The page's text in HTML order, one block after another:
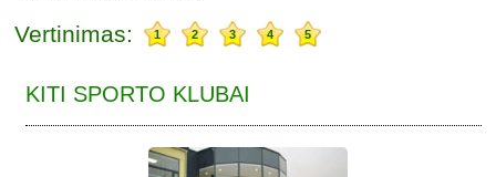
Vertinimas: 1 2 3 4 5
KITI SPORTO KLUBAI